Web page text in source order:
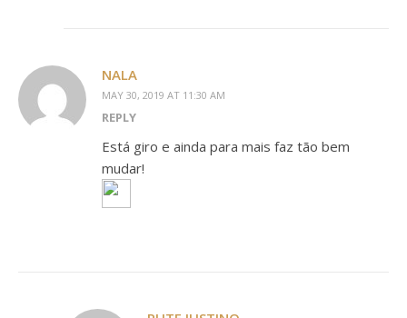
NALA
MAY 30, 2019 AT 11:30 AM
REPLY
Está giro e ainda para mais faz tão bem
mudar!